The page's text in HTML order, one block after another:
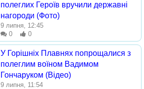
полеглих Героїв вручили державні
нагороди (Фото)
9 липня, 12:45
0
0
У Горішніх Плавнях попрощалися з
полеглим воїном Вадимом
Гончаруком (Відео)
9 липня, 11:54